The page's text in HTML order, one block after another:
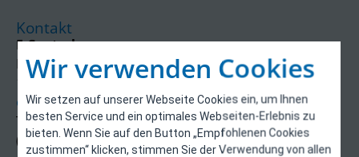
Wir verwenden Cookies
Wir setzen auf unserer Webseite Cookies ein, um Ihnen
besten Service und ein optimales Webseiten-Erlebnis zu
bieten. Wenn Sie auf den Button „Empfohlenen Cookies
zustimmen“ klicken, stimmen Sie der Verwendung von allen
Kontakt
E-Control
Rudolfsplatz 13a
1010 Wien
energieeffizienz@e-control.at
Tel +43 1 5324724
(Mo, Mi-Fr 09:30-12:30 Uhr)